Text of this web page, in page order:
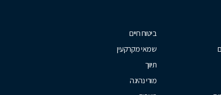
ביטוח חיים
שמאי מקרקעין
תיווך
מורי נהיגה